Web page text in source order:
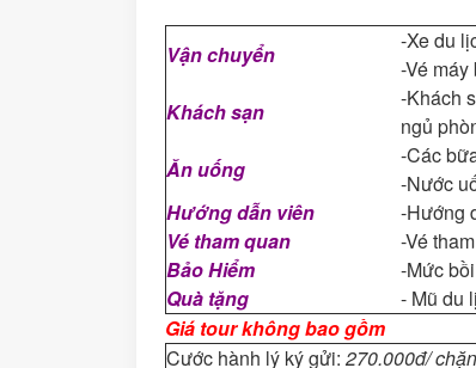
Vận chuyển
-Xe du
-Vé
Khách sạn
-Khách
ngủ
Ăn uống
-Các
-Nước
Hướng dẫn viên
-Hướng
Vé tham quan
-Vé
Bảo Hiểm
-Mức
Quà tặng
- Mũ du
Giá tour không bao gồm
Cước hành lý ký gửi: 270.000đ/